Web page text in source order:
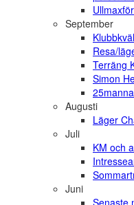
September
Resa/
Terräng
Simon
Augusti
Läger
Juli
KM och
Juni
Senaste